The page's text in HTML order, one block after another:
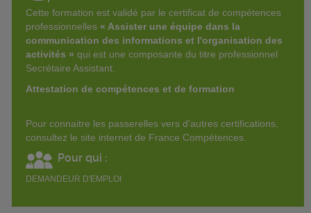
Cette formation est validé par le certificat de compétences
professionnelles « Assister une équipe dans la
communication des informations et l'organisation des
activités » qui est une composante du titre professionnel
Secrétaire Assistant.
Attestation de compétences et de formation
Pour connaitre les passerelles vers d'autres certifications,
consultez le site internet de France Compétences.
Pour qui :
DEMANDEUR D'EMPLOI